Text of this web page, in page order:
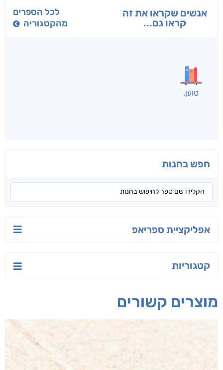
חפש בחנות
בפנוכו
חני שאטן
תרדמת
א. פ.
אנשים שקראו את זה
עו"ד מאלק חיר
יעקב זקיף הלוי ז"ל